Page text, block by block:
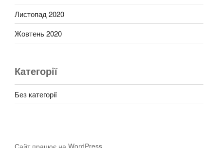
Листопад 2020
Жовтень 2020
Категорії
Без категорії